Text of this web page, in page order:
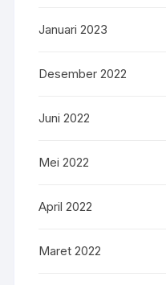
Januari 2023
Desember 2022
Juni 2022
Mei 2022
April 2022
Maret 2022